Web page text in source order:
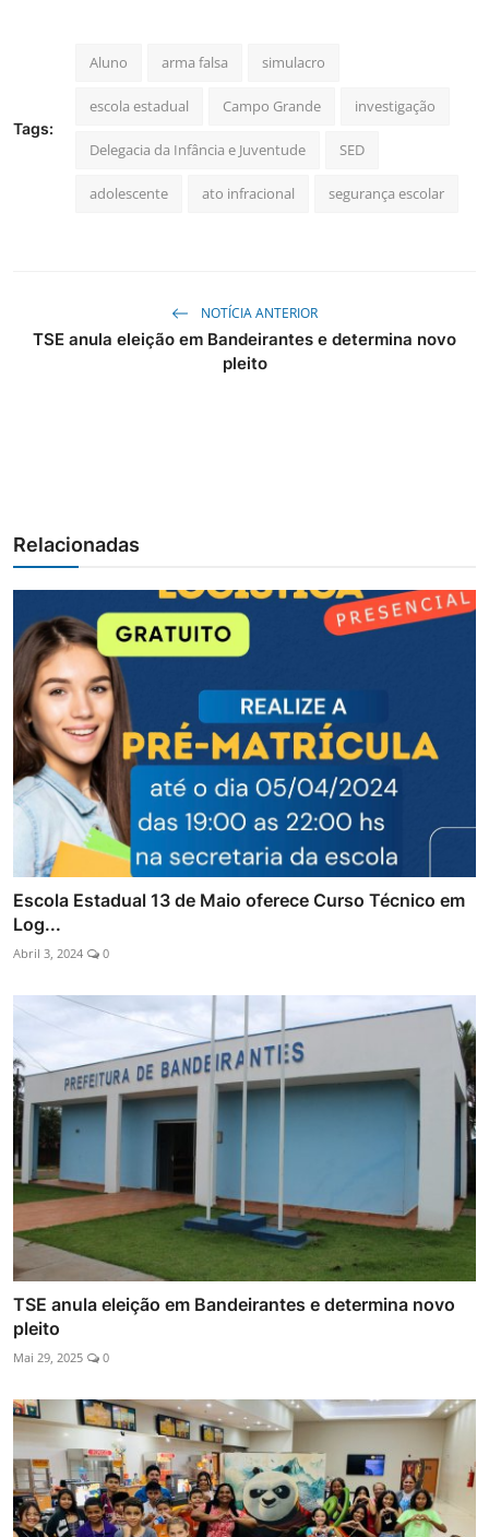
Tags:
Aluno arma falsa simulacro
escola estadual Campo Grande investigação
Delegacia da Infância e Juventude SED
adolescente ato infracional segurança escolar
NOTÍCIA ANTERIOR
TSE anula eleição em Bandeirantes e determina novo
pleito
Relacionadas
Escola Estadual 13 de Maio oferece Curso Técnico em
Log...
Abril 3, 2024 0
TSE anula eleição em Bandeirantes e determina novo
pleito
Mai 29, 2025 0